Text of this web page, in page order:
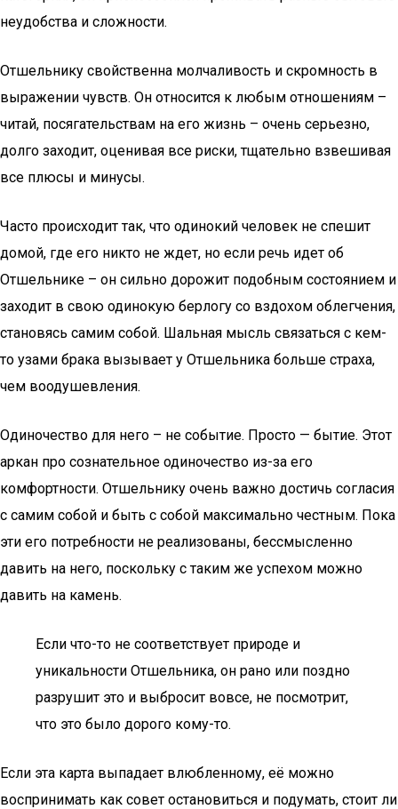
неудобства и сложности.
Отшельнику свойственна молчаливость и скромность в
выражении чувств. Он относится к любым отношениям –
читай, посягательствам на его жизнь – очень серьезно,
долго заходит, оценивая все риски, тщательно взвешивая
все плюсы и минусы.
Часто происходит так, что одинокий человек не спешит
домой, где его никто не ждет, но если речь идет об
Отшельнике – он сильно дорожит подобным состоянием и
заходит в свою одинокую берлогу со вздохом облегчения,
становясь самим собой. Шальная мысль связаться с кем-
то узами брака вызывает у Отшельника больше страха,
чем воодушевления.
Одиночество для него – не событие. Просто — бытие. Этот
аркан про сознательное одиночество из-за его
комфортности. Отшельнику очень важно достичь согласия
с самим собой и быть с собой максимально честным. Пока
эти его потребности не реализованы, бессмысленно
давить на него, поскольку с таким же успехом можно
давить на камень.
Если что-то не соответствует природе и
уникальности Отшельника, он рано или поздно
разрушит это и выбросит вовсе, не посмотрит,
что это было дорого кому-то.
Если эта карта выпадает влюбленному, её можно
воспринимать как совет остановиться и подумать, стоит ли